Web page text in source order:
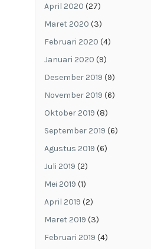
April 2020 (27)
Maret 2020 (3)
Februari 2020 (4)
Januari 2020 (9)
Desember 2019 (9)
November 2019 (6)
Oktober 2019 (8)
September 2019 (6)
Agustus 2019 (6)
Juli 2019 (2)
Mei 2019 (1)
April 2019 (2)
Maret 2019 (3)
Februari 2019 (4)